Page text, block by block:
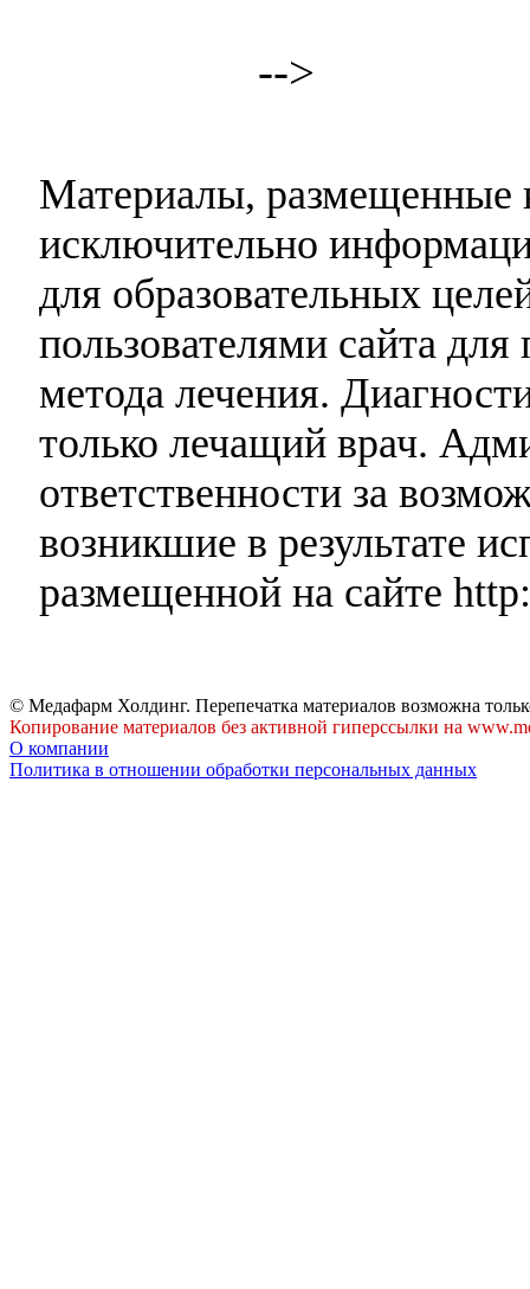
-->
Материалы, размещенные
исключительно
для образовательных
пользователями сайта
метода лечения.
только лечащий врач.
ответственности за
возникшие в результате
размещенной на сайте
© Медафарм Холдинг. Перепечатка материалов возможна
Копирование материалов без активной гиперссылки на
О компании
Политика в отношении обработки персональных данных